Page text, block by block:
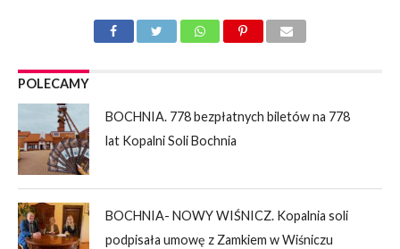
POLECAMY
BOCHNIA. 778 bezpłatnych biletów na 778
lat Kopalni Soli Bochnia
BOCHNIA- NOWY WIŚNICZ. Kopalnia soli
podpisała umowę z Zamkiem w Wiśniczu